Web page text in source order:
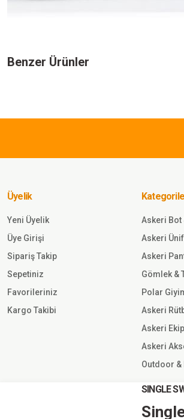
Benzer Ürünler
157,50
TL
Single
Sword
Single
Sword
Tabanca
Kılıfı
Ekle
210,00
Single
SINGLE
Üyelik
Yeni Üyelik
Üye Girişi
Sipariş Takip
Sepetiniz
Favorileriniz
Kargo Takibi
Askeri Bot
Askeri
Askeri
Gömlek &
Polar
Askeri
Askeri
Askeri
Outdoor &